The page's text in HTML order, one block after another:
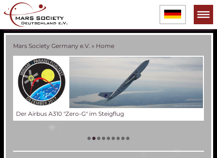
Mars Society Germany e.V. » Home
Der Airbus A310 "Zero-G" im Steigflug
•••••••••